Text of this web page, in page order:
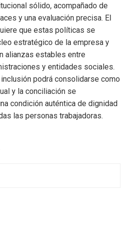
sólido, acompañado de
y una evaluación precisa. El
que estas políticas se
estratégico de la empresa y
alianzas estables entre
y entidades sociales.
podrá consolidarse como
y la conciliación se
condición auténtica de dignidad
las personas trabajadoras.